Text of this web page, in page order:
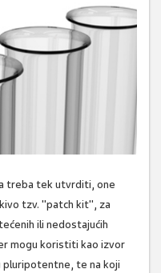
treba tek utvrditi, one
tzv. "patch kit", za
ili nedostajućih
mogu koristiti kao izvor
pluripotentne, te na koji